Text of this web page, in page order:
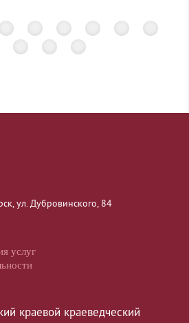
ул. Дубровинского, 84
услуг
краевой краеведческий